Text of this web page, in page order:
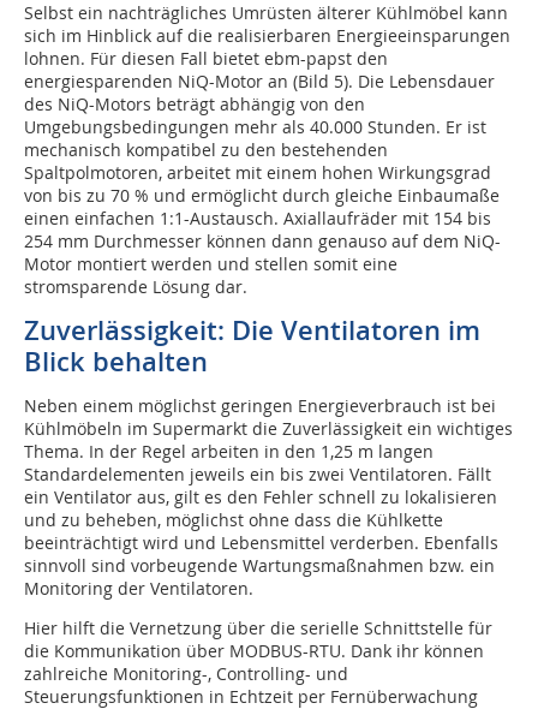
Selbst ein nachträgliches Umrüsten älterer Kühlmöbel kann
sich im Hinblick auf die realisierbaren Energieeinsparungen
lohnen. Für diesen Fall bietet ebm-papst den
energiesparenden NiQ-Motor an (Bild 5). Die Lebensdauer
des NiQ-Motors beträgt abhängig von den
Umgebungsbedingungen mehr als 40.000 Stunden. Er ist
mechanisch kompatibel zu den bestehenden
Spaltpolmotoren, arbeitet mit einem hohen Wirkungsgrad
von bis zu 70 % und ermöglicht durch gleiche Einbaumaße
einen einfachen 1:1-Austausch. Axiallaufräder mit 154 bis
254 mm Durchmesser können dann genauso auf dem NiQ-
Motor montiert werden und stellen somit eine
stromsparende Lösung dar.
Zuverlässigkeit: Die Ventilatoren im
Blick behalten
Neben einem möglichst geringen Energieverbrauch ist bei
Kühlmöbeln im Supermarkt die Zuverlässigkeit ein wichtiges
Thema. In der Regel arbeiten in den 1,25 m langen
Standardelementen jeweils ein bis zwei Ventilatoren. Fällt
ein Ventilator aus, gilt es den Fehler schnell zu lokalisieren
und zu beheben, möglichst ohne dass die Kühlkette
beeinträchtigt wird und Lebensmittel verderben. Ebenfalls
sinnvoll sind vorbeugende Wartungsmaßnahmen bzw. ein
Monitoring der Ventilatoren.
Hier hilft die Vernetzung über die serielle Schnittstelle für
die Kommunikation über MODBUS-RTU. Dank ihr können
zahlreiche Monitoring-, Controlling- und
Steuerungsfunktionen in Echtzeit per Fernüberwachung